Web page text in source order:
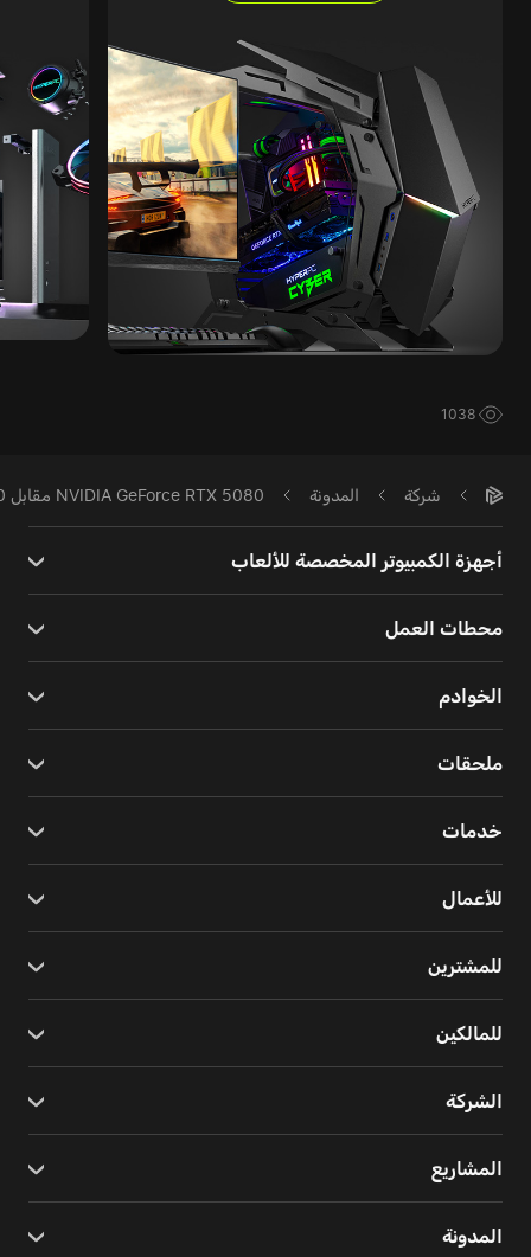
1038
شركة المدونة NVIDIA GeForce RTX 5080 مقابل 4080
أجهزة الكمبيوتر المخصصة للألعاب
محطات العمل
الخوادم
ملحقات
خدمات
للأعمال
للمشترين
للمالكين
الشركة
المشاريع
المدونة